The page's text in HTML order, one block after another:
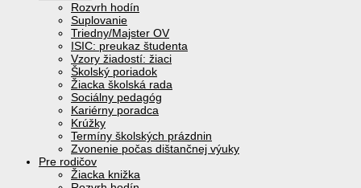
Rozvrh hodín
Suplovanie
Triedny/Majster OV
ISIC: preukaz študenta
Vzory žiadostí: žiaci
Školský poriadok
Žiacka školská rada
Sociálny pedagóg
Kariérny poradca
Krúžky
Termíny školských prázdnin
Zvonenie počas dištančnej výuky
Pre rodičov
Žiacka knižka